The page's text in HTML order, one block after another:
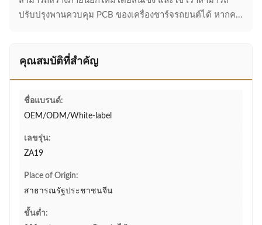
ปรับปรุงพานควบคุม PCB ของเครื่องชาร์จรถยนต์ได้ หากค...
คุณสมบัติที่สำคัญ
ชื่อแบรนด์:
OEM/ODM/White-label
เลขรุ่น:
ZA19
Place of Origin:
สาธารณรัฐประชาชนจีน
ขั้นต่ำ: